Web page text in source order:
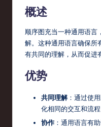
L
概述
顺序图充当一种通用语言
解。这种通用语言确保所
有共同的理解，从而促进
优势
共同理解：通过使
化相同的交互和流
协作 ：通用语言有